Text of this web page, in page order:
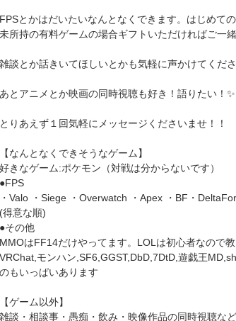
FPSとかはだいたいなんとなくできます。はじめて
未所持の有料ゲームの場合ギフトいただければご一緒
雑談とか話きいてほしいとかも気軽に声かけてくだ
あとアニメとか映画の同時視聴も好き！語りたい！✨
とりあえず１回気軽にメッセージくださいませ！！
【なんとなくできそうなゲーム】
好きなゲーム:ポケモン（対戦は分からないです）
●FPS
・Valo ・Siege ・Overwatch ・Apex ・BF・
(得意な順)
●その他
MMOはFF14だけやってます。LOLは初心者なので教
VRChat,モンハン,SF6,GGST,DbD,7DtD,遊戯王
のもいっぱいあります
【ゲーム以外】
雑談・相談事・愚痴・飲み・映像作品の同時視聴な